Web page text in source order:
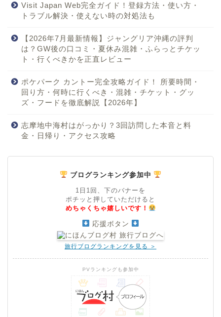
Visit Japan Web完全ガイド！登録方法・使い方・
トラブル解決・使えない時の対処法も
【2026年7月最新情報】ジャングリア沖縄の評判
は？GW後の口コミ・夏休み混雑・ふらっとチケッ
ト・行くべきかを正直レビュー
ポケパーク カントー完全攻略ガイド！ 所要時間・
回り方・何時に行くべき・混雑・チケット・グッ
ズ・フードを徹底解説【2026年】
志摩地中海村はがっかり？3回訪問した本音と料
金・日帰り・アクセス攻略
ブログランキング参加中
1日1回、下のバナーを
ポチッと押していただけると
めちゃくちゃ嬉しいです！
応援ボタン
旅行ブログランキングを見る ＞
PVランキングも参加中